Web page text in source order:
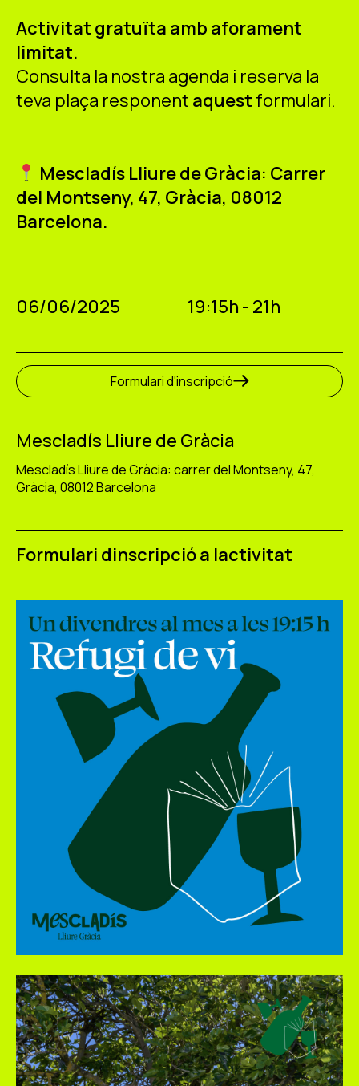
Activitat gratuïta amb aforament
limitat.
Consulta la nostra agenda i reserva la
teva plaça responent aquest formulari.
Mescladís Lliure de Gràcia: Carrer
del Montseny, 47, Gràcia, 08012
Barcelona.
06/06/2025 19:15h - 21h
Formulari d'inscripció
Mescladís Lliure de Gràcia
Mescladís Lliure de Gràcia: carrer del Montseny, 47,
Gràcia, 08012 Barcelona
Formulari dinscripció a lactivitat